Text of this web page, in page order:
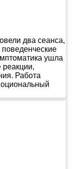
два сеанса,
ушла
реакции,
Работа